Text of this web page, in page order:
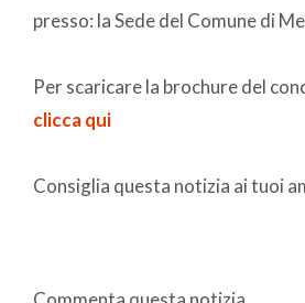
presso: la Sede del Comune di
Per scaricare la brochure del
clicca qui
Consiglia questa notizia ai tuoi